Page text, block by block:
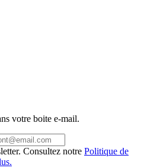
votre boite e-mail.
Consultez notre Politique de